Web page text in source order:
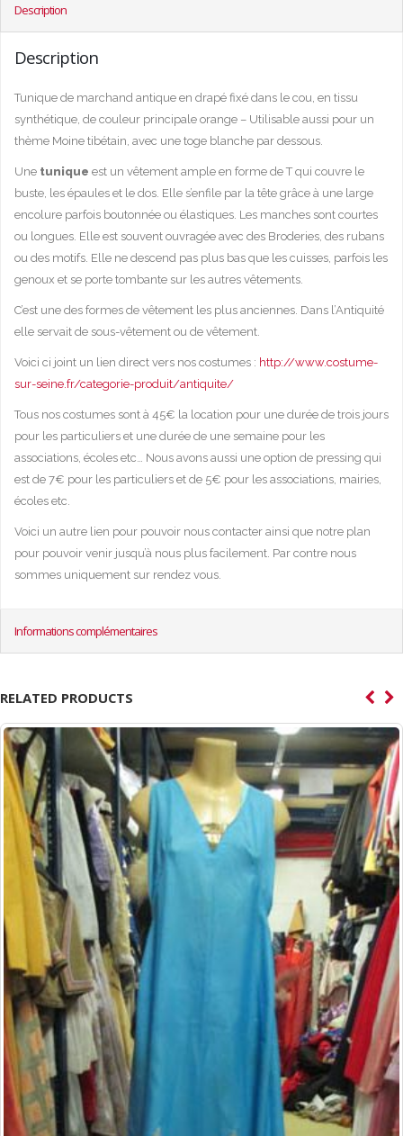
Description
Description
Tunique de marchand antique en drapé fixé dans le cou, en tissu
synthétique, de couleur principale orange – Utilisable aussi pour un
thème Moine tibétain, avec une toge blanche par dessous.
Une tunique est un vêtement ample en forme de T qui couvre le
buste, les épaules et le dos. Elle s’enfile par la tête grâce à une large
encolure parfois boutonnée ou élastiques. Les manches sont courtes
ou longues. Elle est souvent ouvragée avec des Broderies, des rubans
ou des motifs. Elle ne descend pas plus bas que les cuisses, parfois les
genoux et se porte tombante sur les autres vêtements.
C’est une des formes de vêtement les plus anciennes. Dans l’Antiquité
elle servait de sous-vêtement ou de vêtement.
Voici ci joint un lien direct vers nos costumes : http://www.costume-
sur-seine.fr/categorie-produit/antiquite/
Tous nos costumes sont à 45€ la location pour une durée de trois jours
pour les particuliers et une durée de une semaine pour les
associations, écoles etc… Nous avons aussi une option de pressing qui
est de 7€ pour les particuliers et de 5€ pour les associations, mairies,
écoles etc.
Voici un autre lien pour pouvoir nous contacter ainsi que notre plan
pour pouvoir venir jusqu’à nous plus facilement. Par contre nous
sommes uniquement sur rendez vous.
Informations complémentaires
RELATED PRODUCTS